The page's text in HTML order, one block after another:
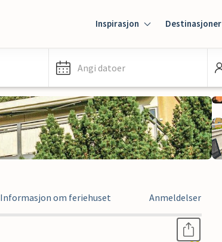
Inspirasjon Destinasjoner
Angi datoer
Informasjon om feriehuset Anmeldelser